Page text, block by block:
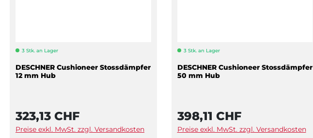
3 Stk. an Lager
DESCHNER Cushioneer Stossdämpfer
12 mm Hub
323,13 CHF
Preise exkl. MwSt. zzgl. Versandkosten
3 Stk. an Lager
DESCHNER Cushioneer Stossdämpfer
50 mm Hub
398,11 CHF
Preise exkl. MwSt. zzgl. Versandkosten